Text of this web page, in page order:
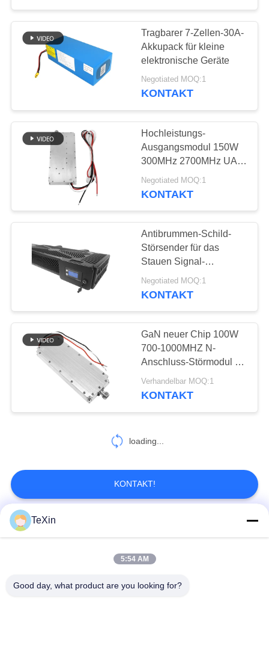
Einrichtungenverstärker
15
Zwei-Wege-
Verstärker
12
Drohnen-
Signalstörgerät
Brummensignaldetektor
26
Anti -Drohnen -
System
45
Tragbarer 7-Zellen-30A-
Akkupack für kleine
elektronische Geräte
Negotiated MOQ:1
KONTAKT
Hochleistungs-
Ausgangsmodul 150W
300MHz 2700MHz UAV
FPV-Block-Jammer
Negotiated MOQ:1
KONTAKT
Antibrummen-Schild-
Störsender für das
Stauen Signal-
Verwürfelungsvorrichtungs-
des Antibrummen-
Negotiated MOQ:1
KONTAKT
GaN neuer Chip 100W
700-1000MHZ N-
Anschluss-Störmodul für
Outdoor-Fpv-Drohne
Verhandelbar MOQ:1
KONTAKT
loading...
KONTAKT!
Modul
TeXin
5:54 AM
Good day, what product are you looking for?